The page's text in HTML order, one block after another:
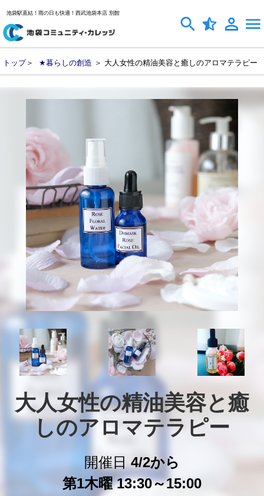
池袋駅直結！雨の日も快適！西武池袋本店 別館
トップ＞ ★暮らしの創造 ＞ 大人女性の精油美容と癒しのアロマテラピー
大人女性の精油美容と癒
しのアロマテラピー
開催日 4/2から
第1木曜 13:30～15:00